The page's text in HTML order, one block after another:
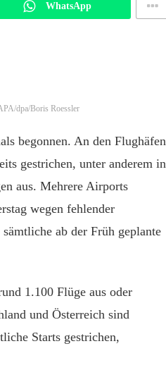
WhatsApp
dpa/Boris Roessler
begonnen. An den Flughäfen
gestrichen, unter anderem in
aus. Mehrere Airports
wegen fehlender
ab der Früh geplante
1.100 Flüge aus oder
und Österreich sind
Starts gestrichen,